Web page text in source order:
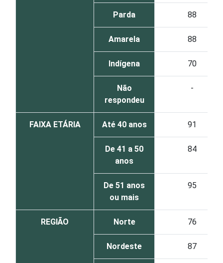
Parda 88
Amarela 88
Indígena 70
Não
respondeu
-
FAIXA ETÁRIA Até 40 anos 91
De 41 a 50
anos
84
De 51 anos
ou mais
95
REGIÃO Norte 76
Nordeste 87